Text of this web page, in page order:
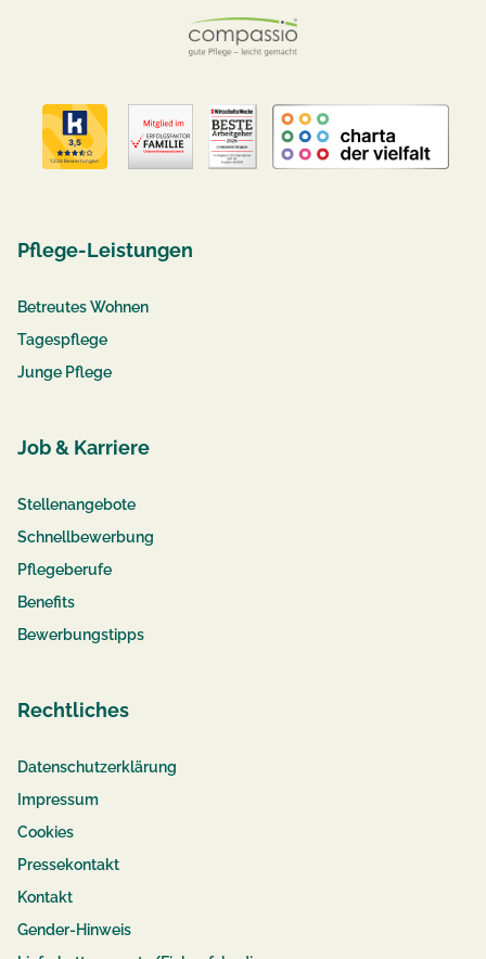
Pflege-Leistungen
Betreutes Wohnen
Tagespflege
Junge Pflege
Job & Karriere
Stellenangebote
Schnellbewerbung
Pflegeberufe
Benefits
Bewerbungstipps
Rechtliches
Datenschutzerklärung
Impressum
Cookies
Pressekontakt
Kontakt
Gender-Hinweis